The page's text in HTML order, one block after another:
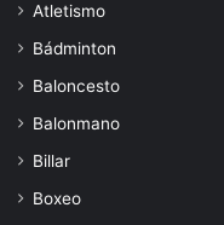
Atletismo
Bádminton
Baloncesto
Balonmano
Billar
Boxeo